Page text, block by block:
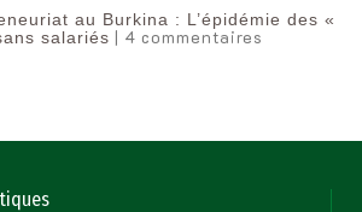
au Burkina : L’épidémie des «
salariés | 4 commentaires